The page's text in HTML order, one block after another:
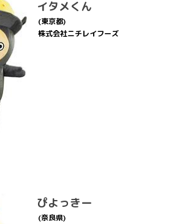
イタメくん
(東京都)
株式会社ニチレイフーズ
ぴよっきー
(奈良県)